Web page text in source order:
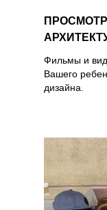
Фильмы и
Вашего
дизайна.